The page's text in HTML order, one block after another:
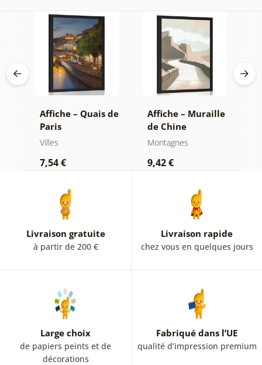
Affiche – Quais de
Paris
Villes
7,54 €
Affiche – Muraille
de Chine
mondialement
Montagnes
9,42 €
Livraison gratuite
à partir de 200 €
Livraison rapide
chez vous en quelques jours
Large choix
de papiers peints et de
décorations
Fabriqué dans l’UE
qualité d’impression premium